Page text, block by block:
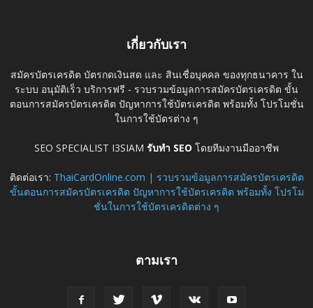
เกี่ยวกับเรา
สมัครบัตรเครดิต บัตรกดเงินสด และ สินเชื่อบุคคล ของทุกธนาคาร ใน
ระบบ อนุมัติเร็ว บริการฟรี - รวบรวมข้อมูลการสมัครบัตรเครดิต ขั้น
ตอนการสมัครบัตรเครดิต ปัญหาการใช้บัตรเครดิต พร้อมทั้ง โปรโมชั่น
ในการใช้บัตรต่าง ๆ
SEO SPECIALIST I3SIAM รับทำ SEO โดยทีมงานมืออาชีพ
ติดต่อเรา: ThaiCardOnline.com | รวบรวมข้อมูลการสมัครบัตรเครดิต
ขั้นตอนการสมัครบัตรเครดิต ปัญหาการใช้บัตรเครดิต พร้อมทั้ง โปรโม
ชั่นในการใช้บัตรเครดิตต่าง ๆ
ตามเรา